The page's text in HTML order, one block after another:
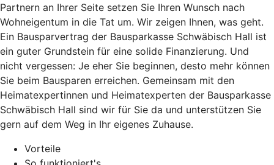
Partnern an Ihrer Seite setzen Sie Ihren Wunsch nach
Wohneigentum in die Tat um. Wir zeigen Ihnen, was geht.
Ein Bausparvertrag der Bausparkasse Schwäbisch Hall ist
ein guter Grundstein für eine solide Finanzierung. Und
nicht vergessen: Je eher Sie beginnen, desto mehr können
Sie beim Bausparen erreichen. Gemeinsam mit den
Heimatexpertinnen und Heimatexperten der Bausparkasse
Schwäbisch Hall sind wir für Sie da und unterstützen Sie
gern auf dem Weg in Ihr eigenes Zuhause.
Vorteile